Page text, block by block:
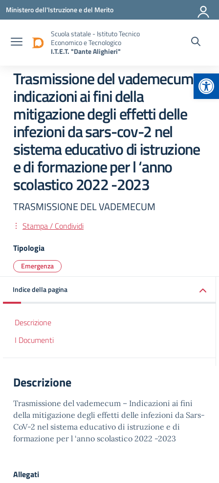
Vai ai contenuti
Vai al menu di navigazione
Vai al footer
Ministero dell'Istruzione e del Merito
Scuola statale - Istituto Tecnico
Economico e Tecnologico
I.T.E.T. "Dante Alighieri"
Trasmissione del vademecum –
indicazioni ai fini della
mitigazione degli effetti delle
infezioni da sars-cov-2 nel
sistema educativo di istruzione
e di formazione per l ‘anno
scolastico 2022 -2023
TRASMISSIONE DEL VADEMECUM
Stampa / Condividi
Tipologia
Emergenza
Indice della pagina
Descrizione
I Documenti
Descrizione
Trasmissione del vademecum – Indicazioni ai fini
della mitigazione degli effetti delle infezioni da Sars-
CoV-2 nel sistema educativo di istruzione e di
formazione per l ‘anno scolastico 2022 -2023
Allegati